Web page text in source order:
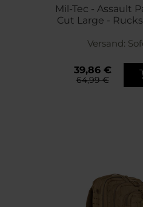
Mil-Tec - Assault
Cut Large -
Versand:
39,86 €
64,99 €